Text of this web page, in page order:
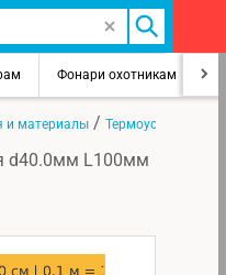
Фонари охотникам
и материалы / Термоусадка
d40.0мм L100мм